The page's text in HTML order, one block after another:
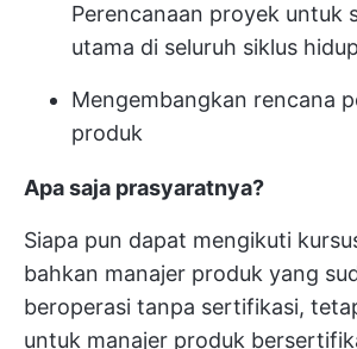
Perencanaan proyek untuk
utama di seluruh siklus
Mengembangkan rencana
produk
Apa saja prasyaratnya?
Siapa pun dapat mengikuti
bahkan manajer produk yang
beroperasi tanpa sertifikasi,
untuk manajer produk